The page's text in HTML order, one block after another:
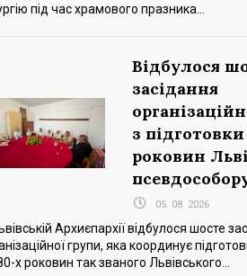
під час храмового празника...
Відбулося
засідання
з
роковин
05. 08. 2026
Архиєпархії відбулося шосте
групи, яка координує
х роковин так званого Львівського...